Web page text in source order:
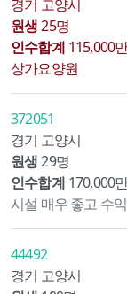
경기 고양시
원생 25명
인수합계 115,000
상가요양원
372051
경기 고양시
원생 29명
인수합계 170,000
44492
경기 고양시